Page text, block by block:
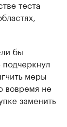
теста
бы
меры
вовремя не
заменить